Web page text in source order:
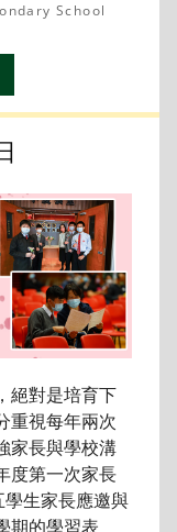
School
對是培育下
重視每年兩次
家長與學校溝
度第一次家長
生家長應邀與
期的學習表